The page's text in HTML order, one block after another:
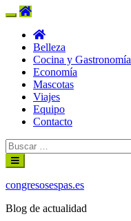
Belleza
Cocina y Gastronomía
Economía
Mascotas
Viajes
Equipo
Contacto
Buscar:
Ir
al
contenido
congresosespas.es
Blog de actualidad